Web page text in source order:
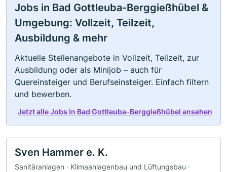
Jobs in Bad Gottleuba-Berggießhübel &
Umgebung: Vollzeit, Teilzeit,
Ausbildung & mehr
Aktuelle Stellenangebote in Vollzeit, Teilzeit, zur
Ausbildung oder als Minijob – auch für
Quereinsteiger und Berufseinsteiger. Einfach filtern
und bewerben.
Jetzt alle Jobs in Bad Gottleuba-Berggießhübel ansehen
Sven Hammer e. K.
Sanitäranlagen · Klimaanlagenbau und Lüftungsbau ·